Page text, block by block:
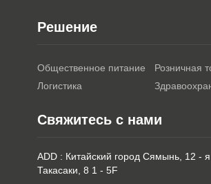
Решение
Общественное питание
Розничная
Логистика
Свяжитесь с нами
ADD : Китайский город Сямынь, 12 -
Такасаки, 8 1 - 5F